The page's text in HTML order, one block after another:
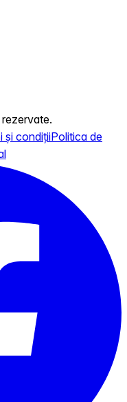
și condițiiPolitica de